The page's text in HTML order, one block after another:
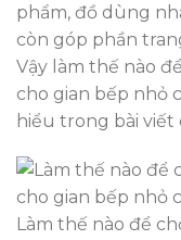
phẩm, đồ dùng
còn góp phần
Vậy làm thế nào
cho gian bếp nhỏ
hiểu trong bài viết
Làm thế nào để